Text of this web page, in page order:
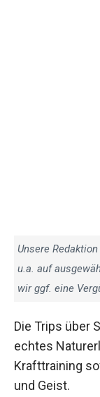
Unsere
u.a. auf
wir ggf. eine
Die Trips über
echtes
Krafttraining
und Geist.